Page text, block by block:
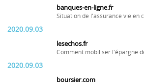
banques-en-ligne.fr
Situation de l'assurance vie en
2020.09.03
lesechos.fr
Comment mobiliser l'épargne
2020.09.03
boursier.com